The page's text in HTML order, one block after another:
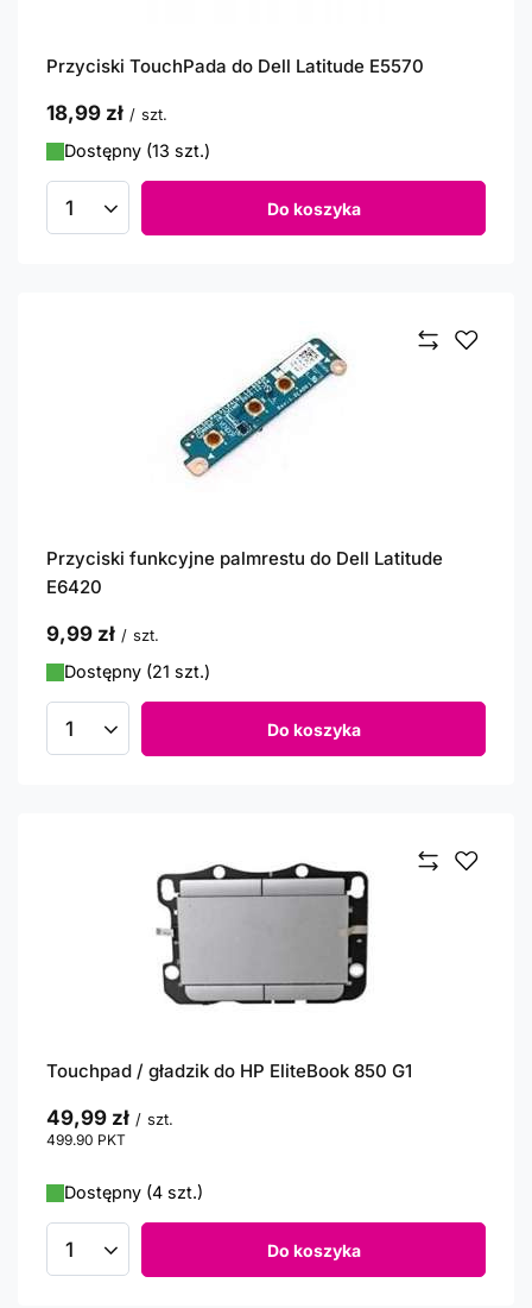
Przyciski TouchPada do Dell Latitude E5570
18,99 zł / szt.
Dostępny (13 szt.)
Ilość produktów Do koszyka
Przyciski funkcyjne palmrestu do Dell Latitude
E6420
9,99 zł / szt.
Dostępny (21 szt.)
Ilość produktów Do koszyka
Touchpad / gładzik do HP EliteBook 850 G1
49,99 zł / szt.
499.90 PKT
Dostępny (4 szt.)
Ilość produktów Do koszyka